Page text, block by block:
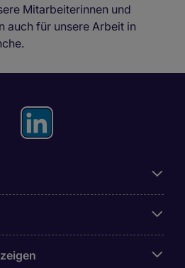
Mitarbeiterinnen und
auch für unsere Arbeit in